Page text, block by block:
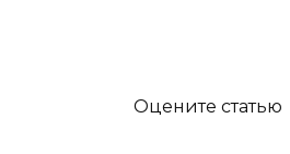
Оцените статью